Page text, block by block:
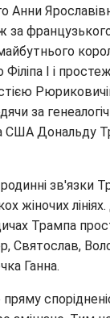
Анни
за
I і
за
США Дональду
зв'язки
жіночих
Трампа
Святослав,
Ганна.